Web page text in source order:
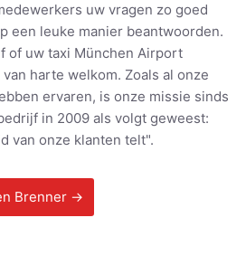
uw vragen zo goed
een leuke manier beantwoorden.
of uw taxi München Airport
harte welkom. Zoals al onze
ervaren, is onze missie sinds
in 2009 als volgt geweest:
van onze klanten telt".
Brenner →